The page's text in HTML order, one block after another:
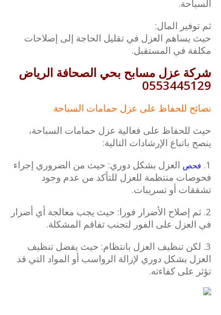
السباحة.
ثم توفير المال:
حيث يساهم العزل في تقليل الحاجة إلى إصلاحات
مكلفة في المستقبل.
شركة عزل مسابح بحي الصحافة الرياض
0553445129
نصائح للحفاظ على عزل حمامات السباحة
حيث للحفاظ على فعالية عزل حمامات السباحة،
ينصح باتباع الإرشادات التالية:
1. فحص العزل بشكل دوري: حيث من الضروري إجراء
فحوصات منتظمة للعزل للتأكد من عدم وجود
تشققات أو تسريبات.
2. ثم إصلاح الأضرار فورا: حيث يجب معالجة أي أضرار
في العزل على الفور لتجنب تفاقم المشكلة.
3. لكن تنظيف العزل بانتظام: حيث يفضل تنظيف
العزل بشكل دوري لإزالة الرواسب أو المواد التي قد
تؤثر على كفاءته.